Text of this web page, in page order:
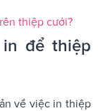
thiệp cưới?
để thiệp
về việc in thiệp